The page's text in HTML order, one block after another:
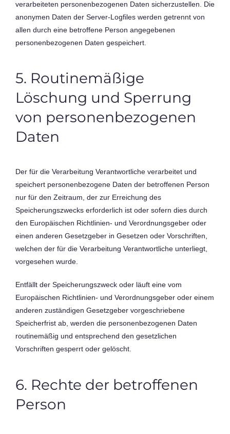
verarbeiteten personenbezogenen Daten sicherzustellen. Die
anonymen Daten der Server-Logfiles werden getrennt von
allen durch eine betroffene Person angegebenen
personenbezogenen Daten gespeichert.
5. Routinemäßige
Löschung und Sperrung
von personenbezogenen
Daten
Der für die Verarbeitung Verantwortliche verarbeitet und
speichert personenbezogene Daten der betroffenen Person
nur für den Zeitraum, der zur Erreichung des
Speicherungszwecks erforderlich ist oder sofern dies durch
den Europäischen Richtlinien- und Verordnungsgeber oder
einen anderen Gesetzgeber in Gesetzen oder Vorschriften,
welchen der für die Verarbeitung Verantwortliche unterliegt,
vorgesehen wurde.
Entfällt der Speicherungszweck oder läuft eine vom
Europäischen Richtlinien- und Verordnungsgeber oder einem
anderen zuständigen Gesetzgeber vorgeschriebene
Speicherfrist ab, werden die personenbezogenen Daten
routinemäßig und entsprechend den gesetzlichen
Vorschriften gesperrt oder gelöscht.
6. Rechte der betroffenen
Person